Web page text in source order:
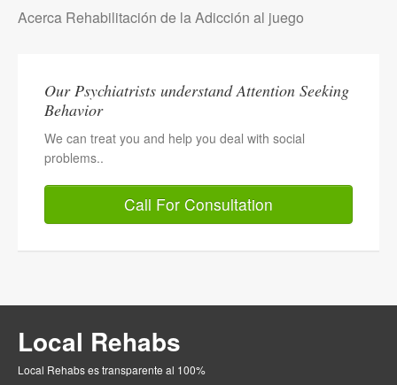
Acerca Rehabilitación de la Adicción al juego
Our Psychiatrists understand Attention Seeking
Behavior
We can treat you and help you deal with social
problems..
Call For Consultation
Local Rehabs
Local Rehabs es transparente al 100%